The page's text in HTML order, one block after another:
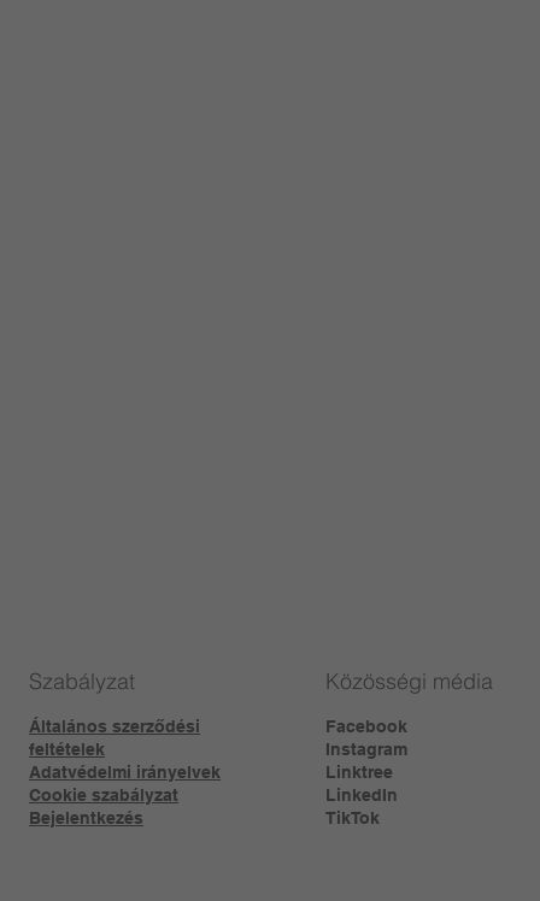
Szabályzat
Általános szerződési
feltételek
Adatvédelmi irányelvek
Cookie szabályzat
Bejelentkezés
Közösségi média
Facebook
Instagram
Linktree​
LinkedIn
TikTok